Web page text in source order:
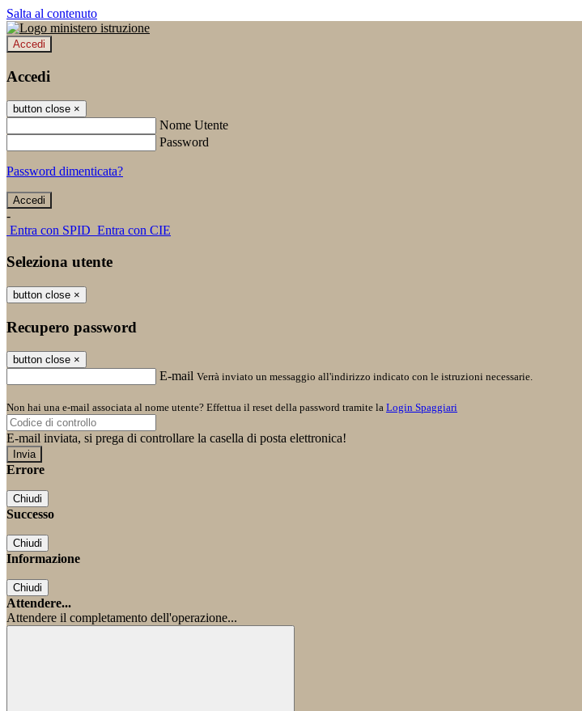
Salta al contenuto
Accedi
Accedi
button close ×
Nome Utente
Password
Password dimenticata?
-
Entra con SPID Entra con CIE
Seleziona utente
button close ×
Recupero password
button close ×
E-mail Verrà inviato un messaggio all'indirizzo indicato con le istruzioni necessarie.
Non hai una e-mail associata al nome utente? Effettua il reset della password tramite la Login Spaggiari
E-mail inviata, si prega di controllare la casella di posta elettronica!
Errore
Chiudi
Successo
Chiudi
Informazione
Chiudi
Attendere...
Attendere il completamento dell'operazione...